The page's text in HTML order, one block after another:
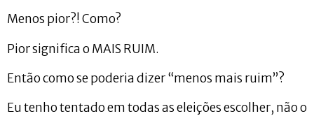
Menos pior?! Como?
Pior significa o MAIS RUIM.
Então como se poderia dizer “menos mais ruim”?
Eu tenho tentado em todas as eleições escolher, não o